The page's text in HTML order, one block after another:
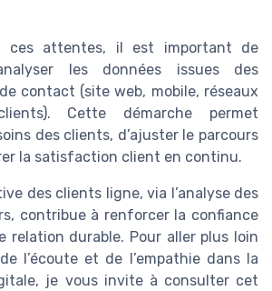
ces attentes, il est important de
les données issues des
contact (site web, mobile, réseaux
Cette démarche permet
des clients, d’ajuster le parcours
la satisfaction client en continu.
des clients ligne, via l’analyse des
contribue à renforcer la confiance
relation durable. Pour aller plus loin
l’écoute et de l’empathie dans la
je vous invite à consulter cet